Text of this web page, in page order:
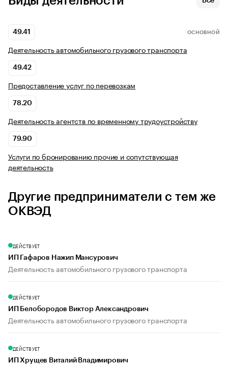
49.41 ОСНОВНОЙ
Деятельность автомобильного грузового транспорта
49.42
Предоставление услуг по перевозкам
78.20
Деятельность агентств по временному трудоустройству
79.90
Услуги по бронированию прочие и сопутствующая
деятельность
Другие предприниматели с тем же
ОКВЭД
ДЕЙСТВУЕТ
ИП Гафаров Нажип Мансурович
Деятельность автомобильного грузового транспорта
ДЕЙСТВУЕТ
ИП Белобородов Виктор Александрович
Деятельность автомобильного грузового транспорта
ДЕЙСТВУЕТ
ИП Хрущев Виталий Владимирович